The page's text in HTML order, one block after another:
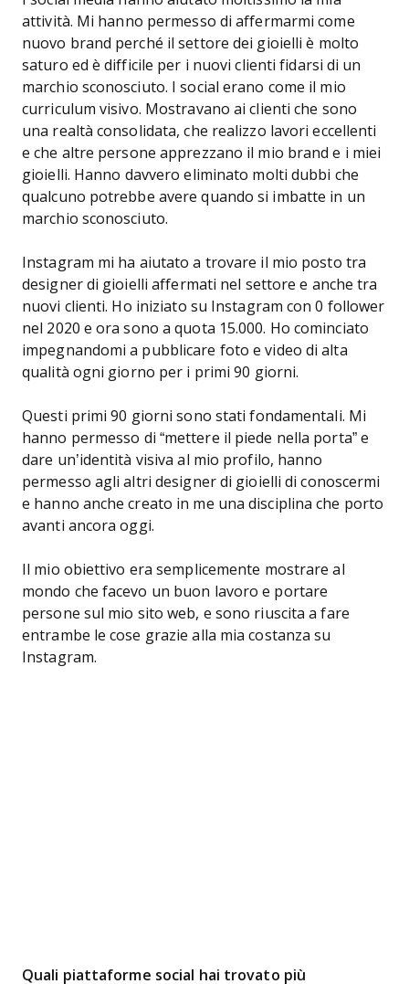
attività. Mi hanno permesso di affermarmi come
nuovo brand perché il settore dei gioielli è molto
saturo ed è difficile per i nuovi clienti fidarsi di un
marchio sconosciuto. I social erano come il mio
curriculum visivo. Mostravano ai clienti che sono
una realtà consolidata, che realizzo lavori eccellenti
e che altre persone apprezzano il mio brand e i miei
gioielli. Hanno davvero eliminato molti dubbi che
qualcuno potrebbe avere quando si imbatte in un
marchio sconosciuto.
Instagram mi ha aiutato a trovare il mio posto tra
designer di gioielli affermati nel settore e anche tra
nuovi clienti. Ho iniziato su Instagram con 0 follower
nel 2020 e ora sono a quota 15.000. Ho cominciato
impegnandomi a pubblicare foto e video di alta
qualità ogni giorno per i primi 90 giorni.
Questi primi 90 giorni sono stati fondamentali. Mi
hanno permesso di “mettere il piede nella porta” e
dare un’identità visiva al mio profilo, hanno
permesso agli altri designer di gioielli di conoscermi
e hanno anche creato in me una disciplina che porto
avanti ancora oggi.
Il mio obiettivo era semplicemente mostrare al
mondo che facevo un buon lavoro e portare
persone sul mio sito web, e sono riuscita a fare
entrambe le cose grazie alla mia costanza su
Instagram.
Quali piattaforme social hai trovato più